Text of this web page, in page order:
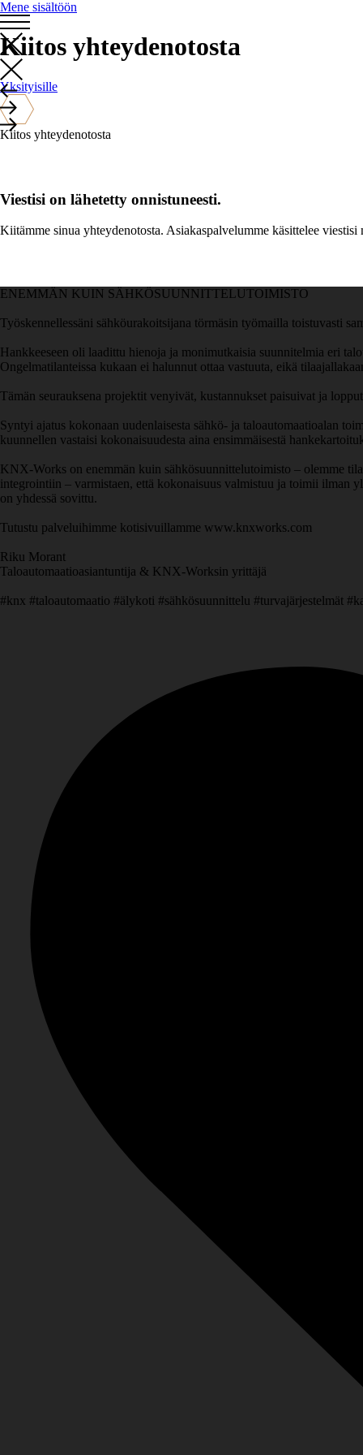
Mene sisältöön
Kiitos yhteydenotosta
Yksityisille
Kiitos yhteydenotosta
Viestisi on lähetetty onnistuneesti.
Kiitämme sinua yhteydenotosta. Asiakaspalvelumme käsittelee
ENEMMÄN KUIN SÄHKÖSUUNNITTELUTOIMISTO
Työskennellessäni sähköurakoitsijana törmäsin työmailla toistuvasti
Hankkeeseen oli laadittu hienoja ja monimutkaisia suunnitelmia eri
Ongelmatilanteissa kukaan ei halunnut ottaa vastuuta, eikä
Tämän seurauksena projektit venyivät, kustannukset paisuivat ja
Syntyi ajatus kokonaan uudenlaisesta sähkö- ja taloautomaatioalan
kuunnellen vastaisi kokonaisuudesta aina ensimmäisestä
KNX-Works on enemmän kuin sähkösuunnittelutoimisto – olemme
integrointiin – varmistaen, että kokonaisuus valmistuu ja toimii ilman
on yhdessä sovittu.
Tutustu palveluihimme kotisivuillamme www.knxworks.com
Riku Morant
Taloautomaatioasiantuntija & KNX-Worksin yrittäjä
#knx #taloautomaatio #älykoti #sähkösuunnittelu #turvajärjestelmät